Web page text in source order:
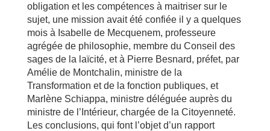
obligation et les compétences à maitriser sur le
sujet, une mission avait été confiée il y a quelques
mois à Isabelle de Mecquenem, professeure
agrégée de philosophie, membre du Conseil des
sages de la laïcité, et à Pierre Besnard, préfet, par
Amélie de Montchalin, ministre de la
Transformation et de la fonction publiques, et
Marlène Schiappa, ministre déléguée auprès du
ministre de l’Intérieur, chargée de la Citoyenneté.
Les conclusions, qui font l’objet d’un rapport